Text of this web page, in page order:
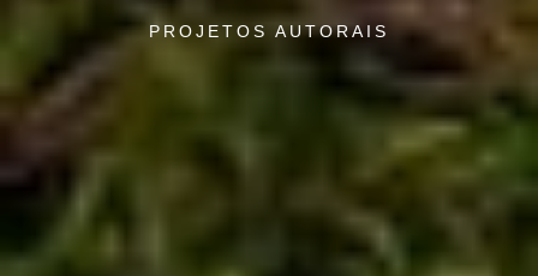
PROJETOS AUTORAIS